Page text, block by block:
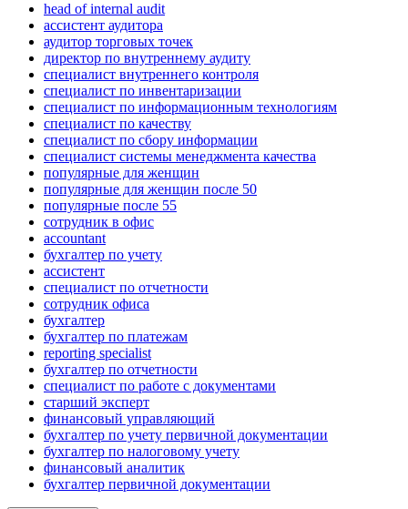
head of internal audit
ассистент аудитора
аудитор торговых точек
директор по внутреннему аудиту
специалист внутреннего контроля
специалист по инвентаризации
специалист по информационным технологиям
специалист по качеству
специалист по сбору информации
специалист системы менеджмента качества
популярные для женщин
популярные для женщин после 50
популярные после 55
сотрудник в офис
accountant
бухгалтер по учету
ассистент
специалист по отчетности
сотрудник офиса
бухгалтер
бухгалтер по платежам
reporting specialist
бухгалтер по отчетности
специалист по работе с документами
старший эксперт
финансовый управляющий
бухгалтер по учету первичной документации
бухгалтер по налоговому учету
финансовый аналитик
бухгалтер первичной документации